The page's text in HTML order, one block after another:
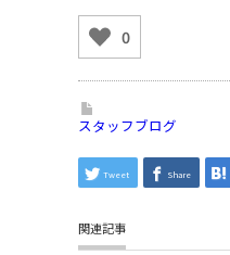
0
スタッフブログ
Tweet Share
関連記事